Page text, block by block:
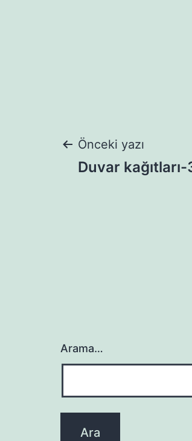
Yazı
Önceki yazı
Duvar kağıtları-
Arama…